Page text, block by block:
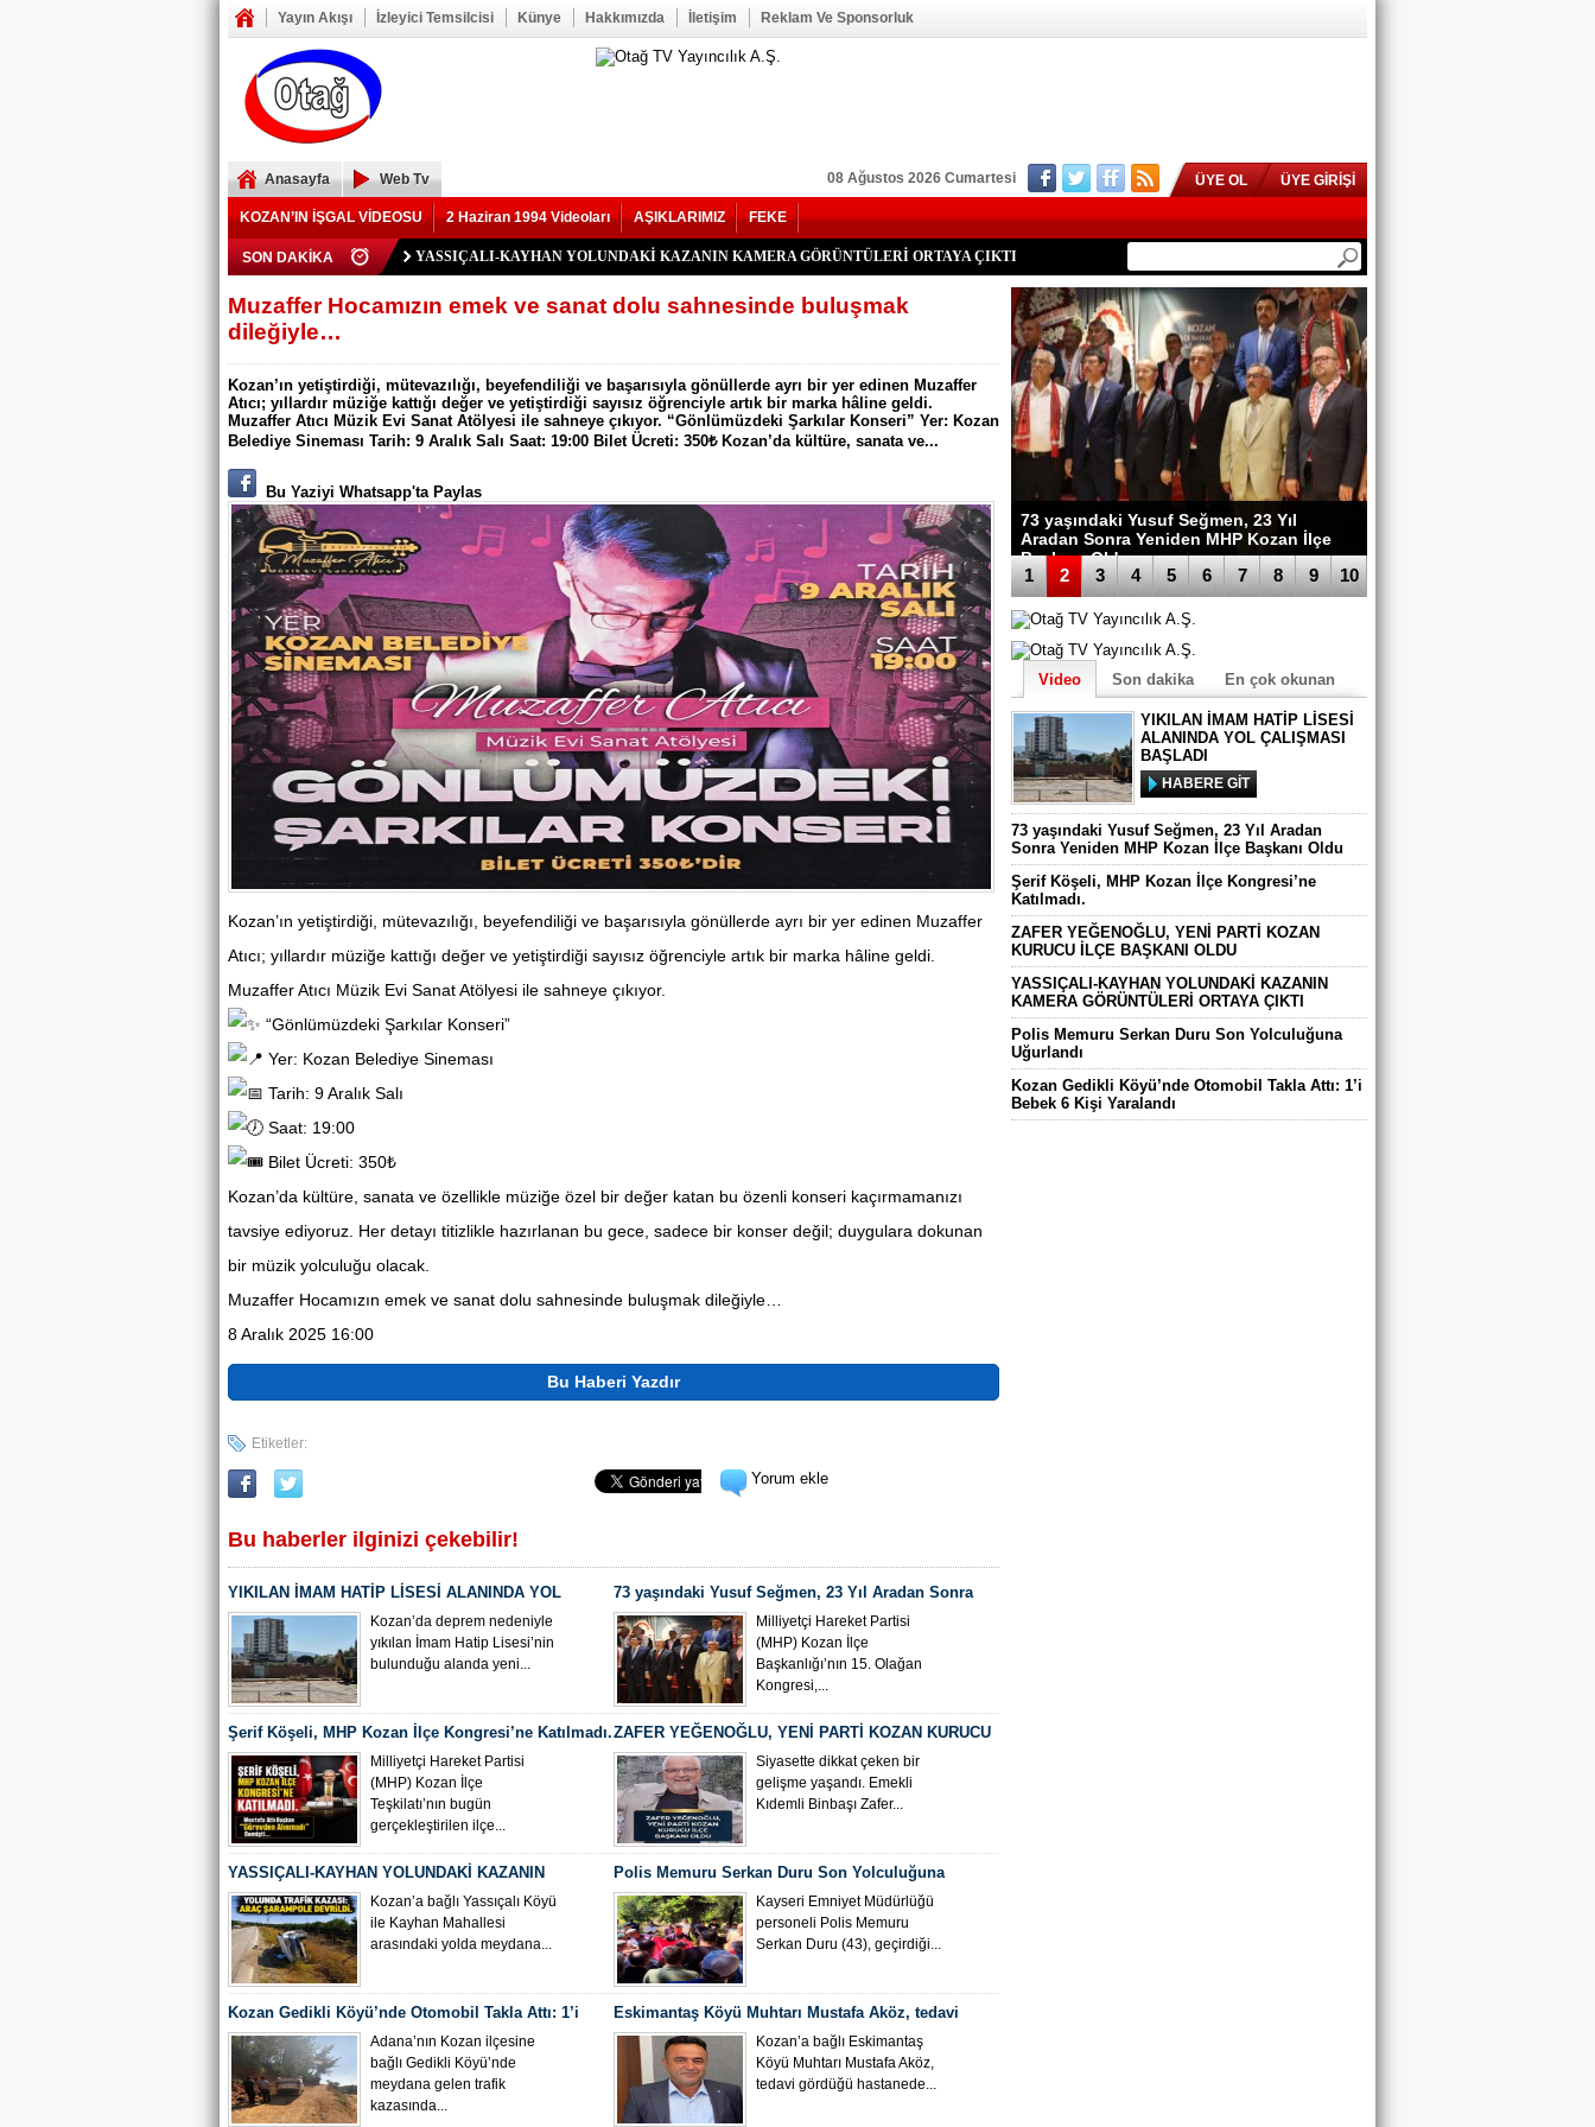
Yayın Akışı İzleyici Temsilcisi Künye Hakkımızda İletişim Reklam Ve Sponsorluk
Anasayfa Web Tv
KOZAN’IN İŞGAL VİDEOSU 2 Haziran 1994 Videoları AŞIKLARIMIZ FEKE
SON DAKİKA
YIKILAN İMAM HATİP LİSESİ ALANINDA YOL ÇALIŞMASI BAŞLADI
73 yaşındaki Yusuf Seğmen, 23 Yıl Aradan Sonra Yeniden MHP Kozan İlçe Başkanı Oldu
Şerif Köşeli, MHP Kozan İlçe Kongresi’ne Katılmadı.
ZAFER YEĞENOĞLU, YENİ PARTİ KOZAN KURUCU İLÇE BAŞKANI OLDU
YASSIÇALI-KAYHAN YOLUNDAKİ KAZANIN KAMERA GÖRÜNTÜLERİ ORTAYA ÇIKTI
Polis Memuru Serkan Duru Son Yolculuğuna Uğurlandı
Kozan Gedikli Köyü’nde Otomobil Takla Attı: 1’i Bebek 6 Kişi Yaralandı
Eskimantaş Köyü Muhtarı Mustafa Aköz, tedavi gördüğü hastanede hayatını kaybetti.
FEKE’DE ELEKTRİK TEPKİSİ: ÇONDU KÖYÜNDE 5 YILDIR KARANLIKTA YAŞIYORUZ.
KOZAN’DA TRAFİK KAZASI 7 KİŞİ YARALANDI
BÖBREKLERİ İKİ HASTAYA UMUT OLDU
DAMDAN DÜŞEN OĞUZHAN BÜYÜMEZ, 4 GÜNLÜK YAŞAM SAVAŞINI KAYBETTİ
Feke’de Yeni Parti İlçe Başkanlığı İçin Öncü Tok İsmi Gündemde
Kozan’daki Orman Yangını Büyük Oranda Kontrol Altına Alındı
Mansurlu Yol Kavşağı’nda İki Otomobil Çarpıştı: 2 Yaralı
ÜYE OL ÜYE GİRİŞİ
08 Ağustos 2026 Cumartesi
73 yaşındaki Yusuf Seğmen, 23 Yıl
Aradan Sonra Yeniden MHP Kozan İlçe
Başkanı Oldu
1 2 3 4 5 6 7 8 9 10
Video Son dakika En çok okunan
YIKILAN İMAM HATİP LİSESİ
ALANINDA YOL ÇALIŞMASI
BAŞLADI
HABERE GİT
73 yaşındaki Yusuf Seğmen, 23 Yıl Aradan
Sonra Yeniden MHP Kozan İlçe Başkanı Oldu
Şerif Köşeli, MHP Kozan İlçe Kongresi’ne
Katılmadı.
ZAFER YEĞENOĞLU, YENİ PARTİ KOZAN
KURUCU İLÇE BAŞKANI OLDU
YASSIÇALI-KAYHAN YOLUNDAKİ KAZANIN
KAMERA GÖRÜNTÜLERİ ORTAYA ÇIKTI
Polis Memuru Serkan Duru Son Yolculuğuna
Uğurlandı
Kozan Gedikli Köyü’nde Otomobil Takla Attı: 1’i
Bebek 6 Kişi Yaralandı
Muzaffer Hocamızın emek ve sanat dolu sahnesinde buluşmak
dileğiyle…
Kozan’ın yetiştirdiği, mütevazılığı, beyefendiliği ve başarısıyla gönüllerde ayrı bir yer edinen Muzaffer
Atıcı; yıllardır müziğe kattığı değer ve yetiştirdiği sayısız öğrenciyle artık bir marka hâline geldi.
Muzaffer Atıcı Müzik Evi Sanat Atölyesi ile sahneye çıkıyor. “Gönlümüzdeki Şarkılar Konseri” Yer: Kozan
Belediye Sineması Tarih: 9 Aralık Salı Saat: 19:00 Bilet Ücreti: 350₺ Kozan’da kültüre, sanata ve...
Bu Yaziyi Whatsapp'ta Paylas
Kozan’ın yetiştirdiği, mütevazılığı, beyefendiliği ve başarısıyla gönüllerde ayrı bir yer edinen Muzaffer
Atıcı; yıllardır müziğe kattığı değer ve yetiştirdiği sayısız öğrenciyle artık bir marka hâline geldi.
Muzaffer Atıcı Müzik Evi Sanat Atölyesi ile sahneye çıkıyor.
“Gönlümüzdeki Şarkılar Konseri”
Yer: Kozan Belediye Sineması
Tarih: 9 Aralık Salı
Saat: 19:00
Bilet Ücreti: 350₺
Kozan’da kültüre, sanata ve özellikle müziğe özel bir değer katan bu özenli konseri kaçırmamanızı
tavsiye ediyoruz. Her detayı titizlikle hazırlanan bu gece, sadece bir konser değil; duygulara dokunan
bir müzik yolculuğu olacak.
Muzaffer Hocamızın emek ve sanat dolu sahnesinde buluşmak dileğiyle…
8 Aralık 2025 16:00
Bu Haberi Yazdır
Etiketler:
Yorum ekle
Bu haberler ilginizi çekebilir!
YIKILAN İMAM HATİP LİSESİ ALANINDA YOL
ÇALIŞMASI BAŞLADIKozan’da deprem nedeniyle
yıkılan İmam Hatip Lisesi’nin
bulunduğu alanda yeni...
73 yaşındaki Yusuf Seğmen, 23 Yıl Aradan Sonra
Yeniden MHP Kozan İlçe Başkanı Oldu
Milliyetçi Hareket Partisi
(MHP) Kozan İlçe
Başkanlığı’nın 15. Olağan
Kongresi,...
Şerif Köşeli, MHP Kozan İlçe Kongresi’ne Katılmadı.
Milliyetçi Hareket Partisi
(MHP) Kozan İlçe
Teşkilatı’nın bugün
gerçekleştirilen ilçe...
ZAFER YEĞENOĞLU, YENİ PARTİ KOZAN KURUCU
İLÇE BAŞKANI OLDUSiyasette dikkat çeken bir
gelişme yaşandı. Emekli
Kıdemli Binbaşı Zafer...
YASSIÇALI-KAYHAN YOLUNDAKİ KAZANIN
KAMERA GÖRÜNTÜLERİ ORTAYA ÇIKTI
Kozan’a bağlı Yassıçalı Köyü
ile Kayhan Mahallesi
arasındaki yolda meydana...
Polis Memuru Serkan Duru Son Yolculuğuna
Uğurlandı
Kayseri Emniyet Müdürlüğü
personeli Polis Memuru
Serkan Duru (43), geçirdiği...
Kozan Gedikli Köyü’nde Otomobil Takla Attı: 1’i
Bebek 6 Kişi YaralandıAdana’nın Kozan ilçesine
bağlı Gedikli Köyü’nde
meydana gelen trafik
kazasında...
Eskimantaş Köyü Muhtarı Mustafa Aköz, tedavi
gördüğü hastanede hayatını kaybetti.
Kozan’a bağlı Eskimantaş
Köyü Muhtarı Mustafa Aköz,
tedavi gördüğü hastanede...